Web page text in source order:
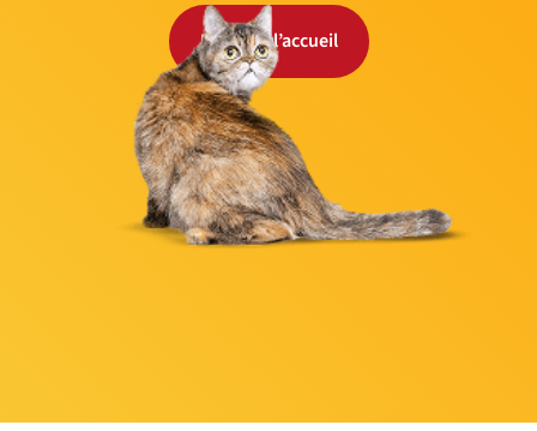
Retour à l’accueil